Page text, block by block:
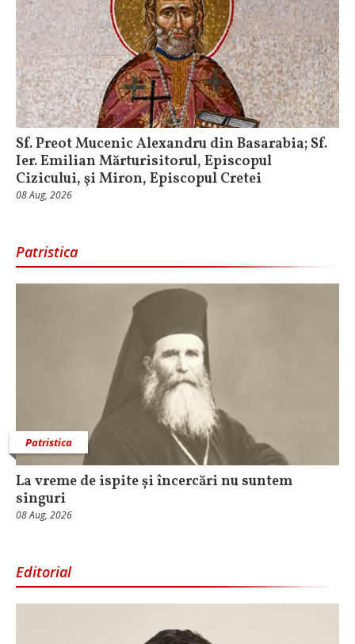
Sf. Preot Mucenic Alexandru din Basarabia; Sf.
Ier. Emilian Mărturisitorul, Episcopul
Cizicului, şi Miron, Episcopul Cretei
08 Aug, 2026
Patristica
Patristica
La vreme de ispite și încercări nu suntem
singuri
08 Aug, 2026
Editorial